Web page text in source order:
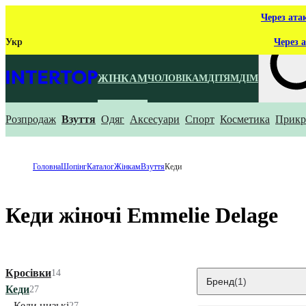
Через
Укр Через
ЖІНКАМЧОЛОВІКАМДІТЯМДІМ
Що ти
Розпродаж Взуття Одяг Аксесуари Спорт Косметика
ГоловнаШопінгКаталогЖінкамВзуттяКеди
Кеди жіночі Emmelie Delage
Кросівки14
Кеди27
Бренд(1)